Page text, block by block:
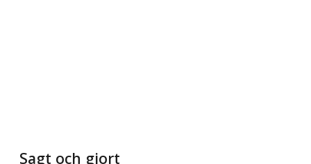
Sagt och gjort